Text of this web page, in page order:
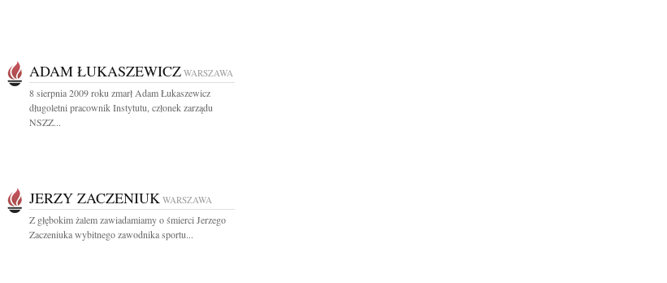
ADAM ŁUKASZEWICZ WARSZAWA
8 sierpnia 2009 roku zmarł Adam Łukaszewicz
długoletni pracownik Instytutu, członek zarządu
NSZZ...
JERZY ZACZENIUK WARSZAWA
Z głębokim żalem zawiadamiamy o śmierci Jerzego
Zaczeniuka wybitnego zawodnika sportu...